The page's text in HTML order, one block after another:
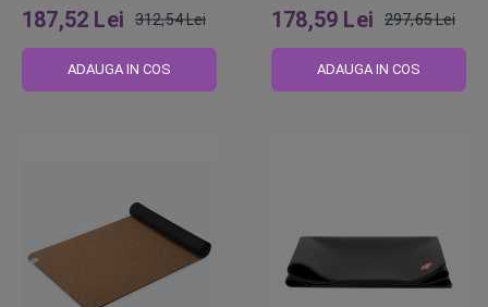
187,52 Lei
obisnuit
312,54 Lei
ADAUGA IN COS
178,59 Lei
obisnuit
297,65 Lei
ADAUGA IN COS